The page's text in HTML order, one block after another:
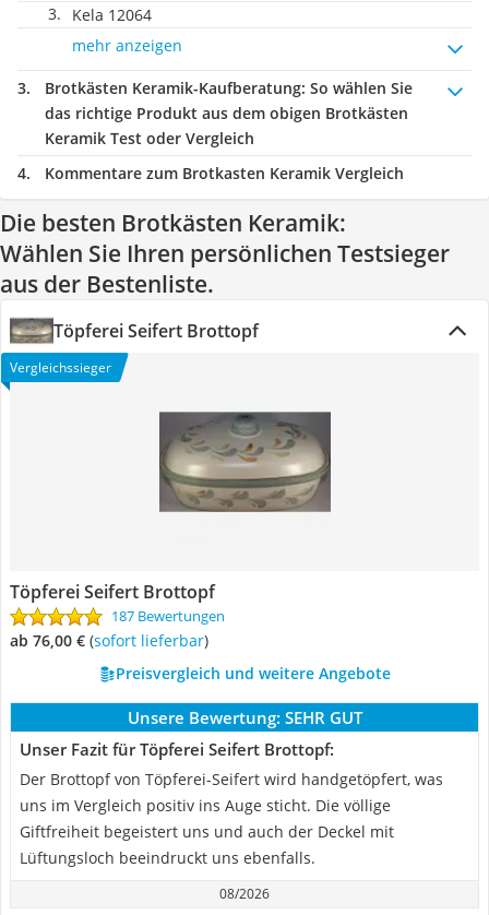
Kela 12064
mehr anzeigen
Brotkästen Keramik-Kaufberatung: So wählen Sie
das richtige Produkt aus dem obigen Brotkästen
Keramik Test oder Vergleich
Kommentare zum Brotkasten Keramik Vergleich
Die besten Brotkästen Keramik:
Wählen Sie Ihren persönlichen Testsieger
aus der Bestenliste.
Töpferei Seifert Brottopf
Vergleichssieger
Töpferei Seifert Brottopf
187 Bewertungen
ab 76,00 € ( Sofort lieferbar)
Preisvergleich und weitere Angebote
Unsere Bewertung: SEHR GUT
Unser Fazit für Töpferei Seifert Brottopf:
Der Brottopf von Töpferei-Seifert wird handgetöpfert, was
uns im Vergleich positiv ins Auge sticht. Die völlige
Giftfreiheit begeistert uns und auch der Deckel mit
Lüftungsloch beeindruckt uns ebenfalls.
08/2026